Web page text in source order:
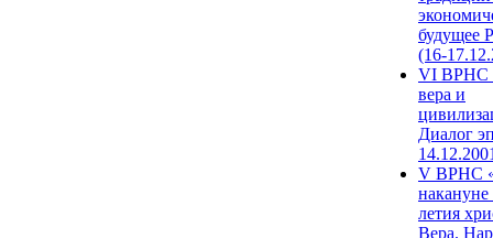
будущее
(16-
VI ВРНС
вера и
Диалог
V ВРНС
накануне
летия
Вера.